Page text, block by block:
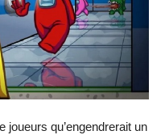
joueurs qu’engendrerait un